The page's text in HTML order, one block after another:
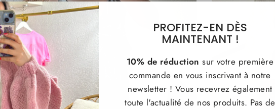
PROFITEZ-EN DÈS
MAINTENANT !
10% de réductionsur votre première
commande en vous inscrivant à notre
newsletter ! Vous recevrez également
toute l'actualité de nos produits. Pas de